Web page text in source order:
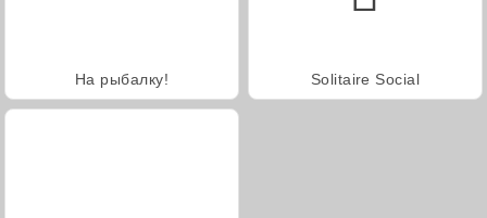
На рыбалку! Solitaire Social